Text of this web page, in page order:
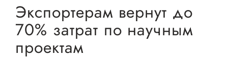
Быть в курсе
Истории успеха
Экспортерам вернут до
70% затрат по научным
проектам